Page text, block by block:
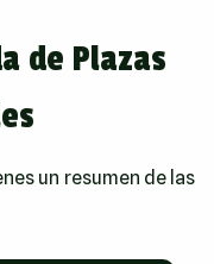
de Plazas
un resumen de las